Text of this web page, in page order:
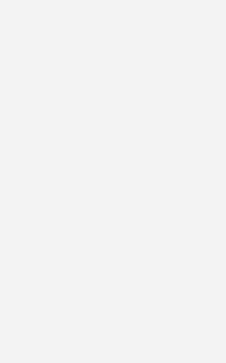
bei der China
Kategorie Refrigeration Component
2018 präsentierte der Hersteller
Palette von Produkten für CO2-